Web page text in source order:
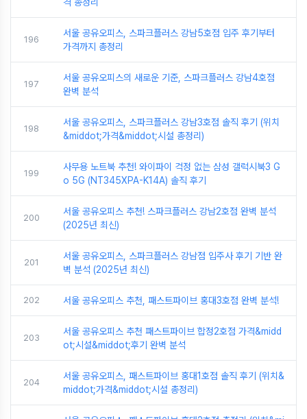
격 총정리
196
서울 공유오피스, 스파크플러스 강남5호점 입주 후기부터
가격까지 총정리
197
서울 공유오피스의 새로운 기준, 스파크플러스 강남4호점
완벽 분석
198
서울 공유오피스, 스파크플러스 강남3호점 솔직 후기 (위치
&middot;가격&middot;시설 총정리)
199
사무용 노트북 추천! 와이파이 걱정 없는 삼성 갤럭시북3 G
o 5G (NT345XPA-K14A) 솔직 후기
200
서울 공유오피스 추천! 스파크플러스 강남2호점 완벽 분석
(2025년 최신)
201
서울 공유오피스, 스파크플러스 강남점 입주사 후기 기반 완
벽 분석 (2025년 최신)
202 서울 공유오피스 추천, 패스트파이브 홍대3호점 완벽 분석!
203
서울 공유오피스 추천 패스트파이브 합정2호점 가격&midd
ot;시설&middot;후기 완벽 분석
204
서울 공유오피스, 패스트파이브 홍대1호점 솔직 후기 (위치&
middot;가격&middot;시설 총정리)